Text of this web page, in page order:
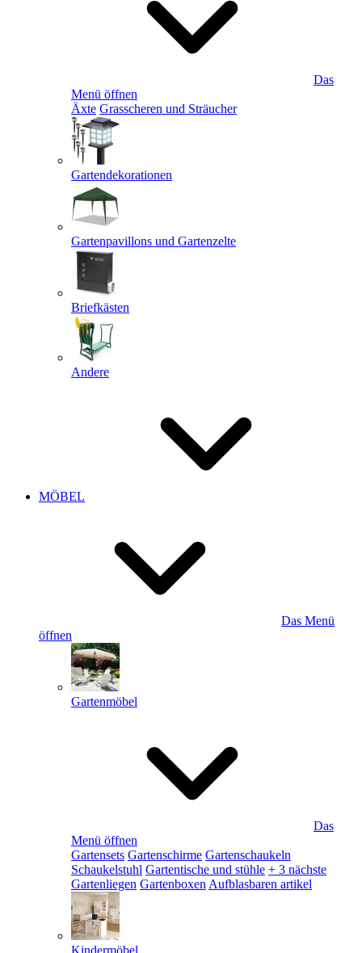
Das
Menü öffnen
Äxte Grasscheren und Sträucher
Gartendekorationen
Gartenpavillons und Gartenzelte
Briefkästen
Andere
MÖBEL
Das Menü
öffnen
Gartenmöbel
Das
Menü öffnen
Gartensets Gartenschirme Gartenschaukeln
Schaukelstuhl Gartentische und stühle + 3 nächste
Gartenliegen Gartenboxen Aufblasbaren artikel
Kindermöbel